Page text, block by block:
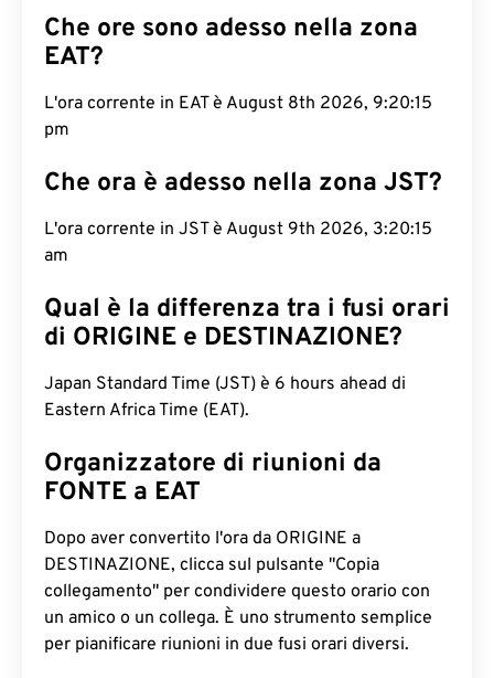
Che ore sono adesso nella zona
EAT?
L'ora corrente in EAT è August 8th 2026, 9:20:16
pm
Che ora è adesso nella zona JST?
L'ora corrente in JST è August 9th 2026, 3:20:16
am
Qual è la differenza tra i fusi orari
di ORIGINE e DESTINAZIONE?
Japan Standard Time (JST) è 6 hours ahead di
Eastern Africa Time (EAT).
Organizzatore di riunioni da
FONTE a EAT
Dopo aver convertito l'ora da ORIGINE a
DESTINAZIONE, clicca sul pulsante "Copia
collegamento" per condividere questo orario con
un amico o un collega. È uno strumento semplice
per pianificare riunioni in due fusi orari diversi.